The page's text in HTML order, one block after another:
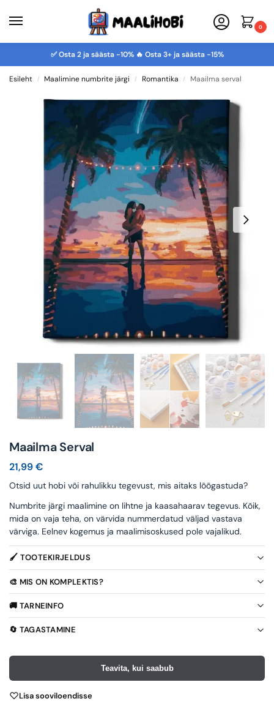
0
✅ Osta 2 ja säästa -10% 🔥 Osta 3+ ja säästa -15%
Esileht / Maalimine numbrite järgi / Romantika / Maailma serval
Maailma Serval
21,99€
Otsid uut hobi või rahulikku tegevust, mis aitaks lõõgastuda?
Numbrite järgi maalimine on lihtne ja kaasahaarav tegevus. Kõik,
mida on vaja teha, on värvida nummerdatud väljad vastava
värviga. Eelnev kogemus ja maalimisoskused pole vajalikud.
🖌️ TOOTEKIRJELDUS
🎨 MIS ON KOMPLEKTIS?
🚚 TARNEINFO
🔄 TAGASTAMINE
Teavita, kui saabub
Lisa sooviloendisse